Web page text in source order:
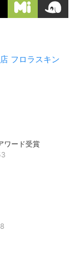
フロラスキン
ワード受賞